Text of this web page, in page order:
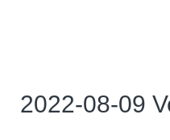
2022-08-09